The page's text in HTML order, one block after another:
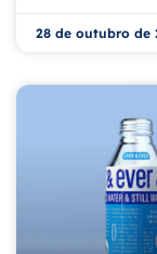
28 de outubro de